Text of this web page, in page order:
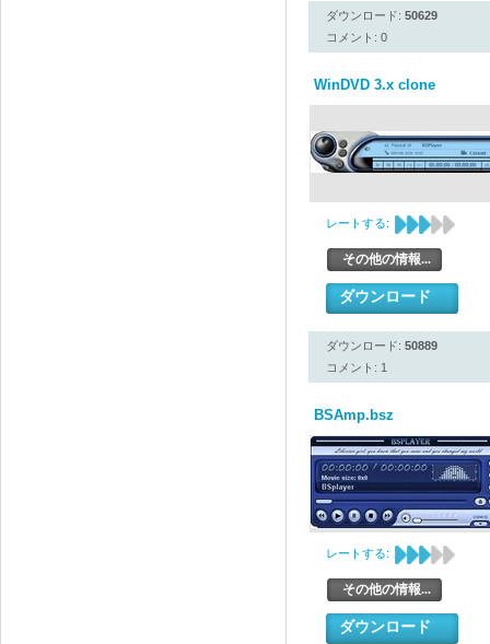
ダウンロード: 50629
コメント: 0
WinDVD 3.x clone
レートする:
その他の情報...
ダウンロード
ダウンロード: 50889
コメント: 1
BSAmp.bsz
レートする:
その他の情報...
ダウンロード